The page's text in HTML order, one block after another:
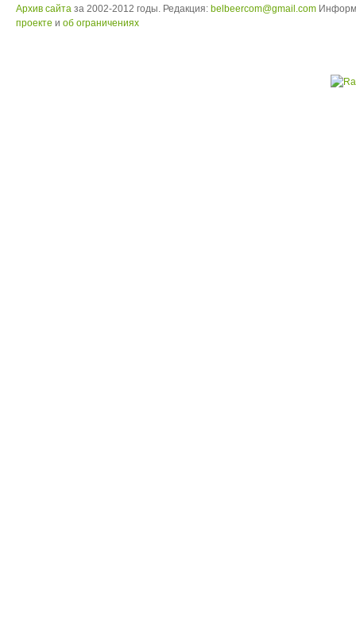
Архив сайта за 2002-2012 годы. Редакция: belbeercom@gmail.com
проекте и об ограничениях